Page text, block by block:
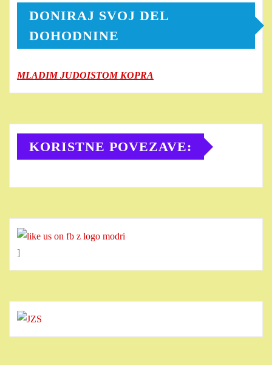
DONIRAJ SVOJ DEL
DOHODNINE
MLADIM JUDOISTOM KOPRA
KORISTNE POVEZAVE:
]